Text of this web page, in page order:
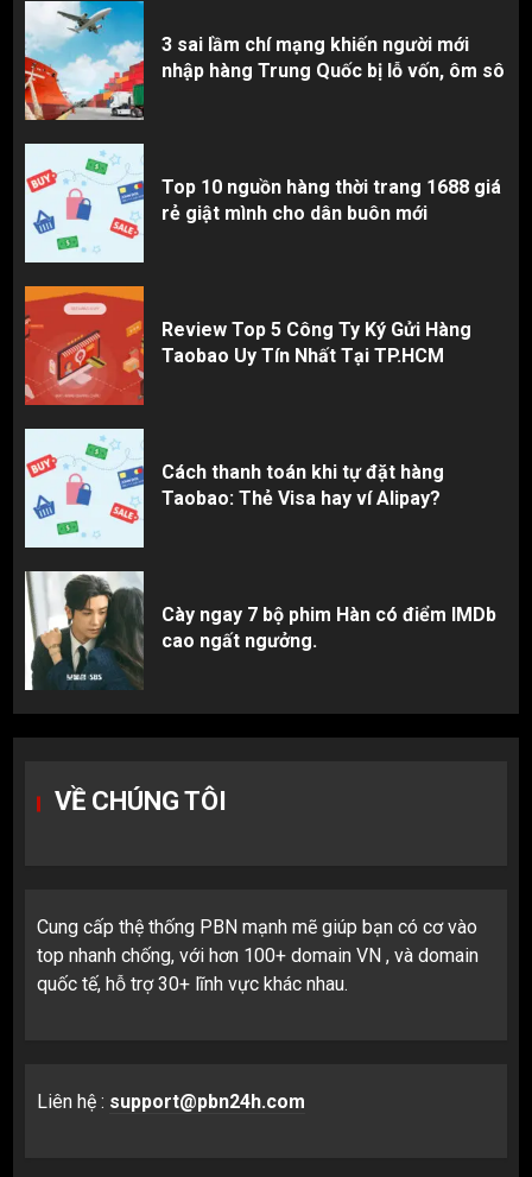
3 sai lầm chí mạng khiến người mới
nhập hàng Trung Quốc bị lỗ vốn, ôm sô
Top 10 nguồn hàng thời trang 1688 giá
rẻ giật mình cho dân buôn mới
Review Top 5 Công Ty Ký Gửi Hàng
Taobao Uy Tín Nhất Tại TP.HCM
Cách thanh toán khi tự đặt hàng
Taobao: Thẻ Visa hay ví Alipay?
Cày ngay 7 bộ phim Hàn có điểm IMDb
cao ngất ngưởng.
VỀ CHÚNG TÔI
Cung cấp thệ thống PBN mạnh mẽ giúp bạn có cơ vào
top nhanh chống, với hơn 100+ domain VN , và domain
quốc tế, hỗ trợ 30+ lĩnh vực khác nhau.
Liên hệ : support@pbn24h.com